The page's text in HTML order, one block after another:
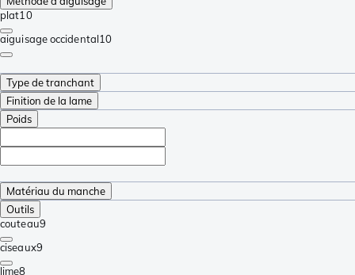
plat10
aiguisage occidental10
Type de tranchant
Finition de la lame
Poids
Matériau du manche
Outils
couteau9
ciseaux9
lime8